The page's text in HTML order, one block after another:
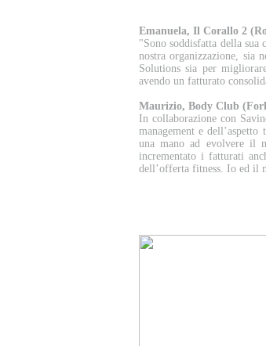
Emanuela, Il Corallo 2
"Sono soddisfatta della
nostra organizzazione, sia
Solutions sia per
avendo un fatturato
Maurizio, Body Club
In collaborazione con
management e
una mano ad evolvere il
incrementato i fatturati
dell’offerta fitness. Io ed il